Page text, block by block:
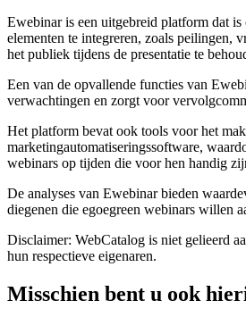
Ewebinar is een uitgebreid platform dat
elementen te integreren, zoals peilingen,
het publiek tijdens de presentatie te
Een van de opvallende functies van
verwachtingen en zorgt voor
Het platform bevat ook tools voor het
marketingautomatiseringssoftware,
webinars op tijden die voor hen handig
De analyses van Ewebinar bieden
diegenen die egoegreen webinars willen
Disclaimer: WebCatalog is niet gelieerd
hun respectieve eigenaren.
Misschien bent u ook